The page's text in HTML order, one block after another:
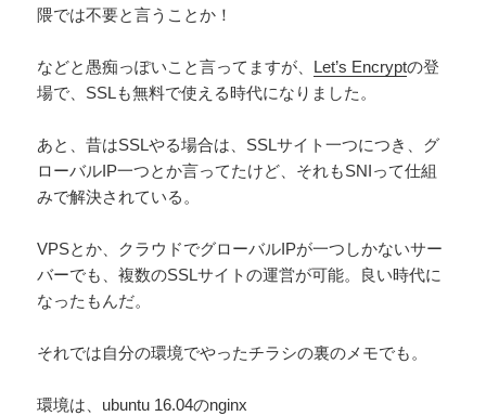
隈では不要と言うことか！
などと愚痴っぽいこと言ってますが、 Let’s Encryptの登
場で、SSLも無料で使える時代になりました。
あと、昔はSSLやる場合は、SSLサイト一つにつき、グ
ローバルIP一つとか言ってたけど、それもSNIって仕組
みで解決されている。
VPSとか、クラウドでグローバルIPが一つしかないサー
バーでも、複数のSSLサイトの運営が可能。良い時代に
なったもんだ。
それでは自分の環境でやったチラシの裏のメモでも。
環境は、ubuntu 16.04のnginx